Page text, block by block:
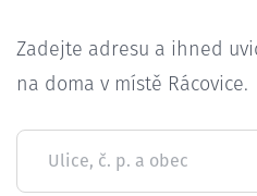
Zadejte adresu a ihned
na doma v místě Rácovice.
Ulice, č. p. a obec